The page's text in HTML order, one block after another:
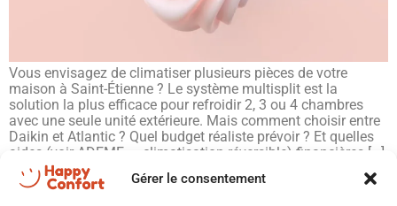
Gérer le consentement
Vous envisagez de climatiser plusieurs pièces de votre
maison à Saint-Étienne ? Le système multisplit est la
solution la plus efficace pour refroidir 2, 3 ou 4 chambres
avec une seule unité extérieure. Mais comment choisir entre
Daikin et Atlantic ? Quel budget réaliste prévoir ? Et quelles
aides (voir ADEME — climatisation réversible) financières […]